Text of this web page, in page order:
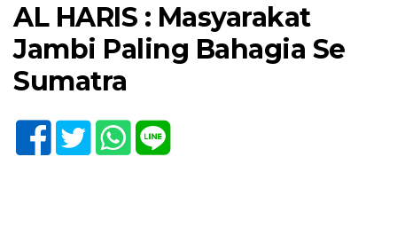
AL HARIS : Masyarakat
Jambi Paling Bahagia Se
Sumatra